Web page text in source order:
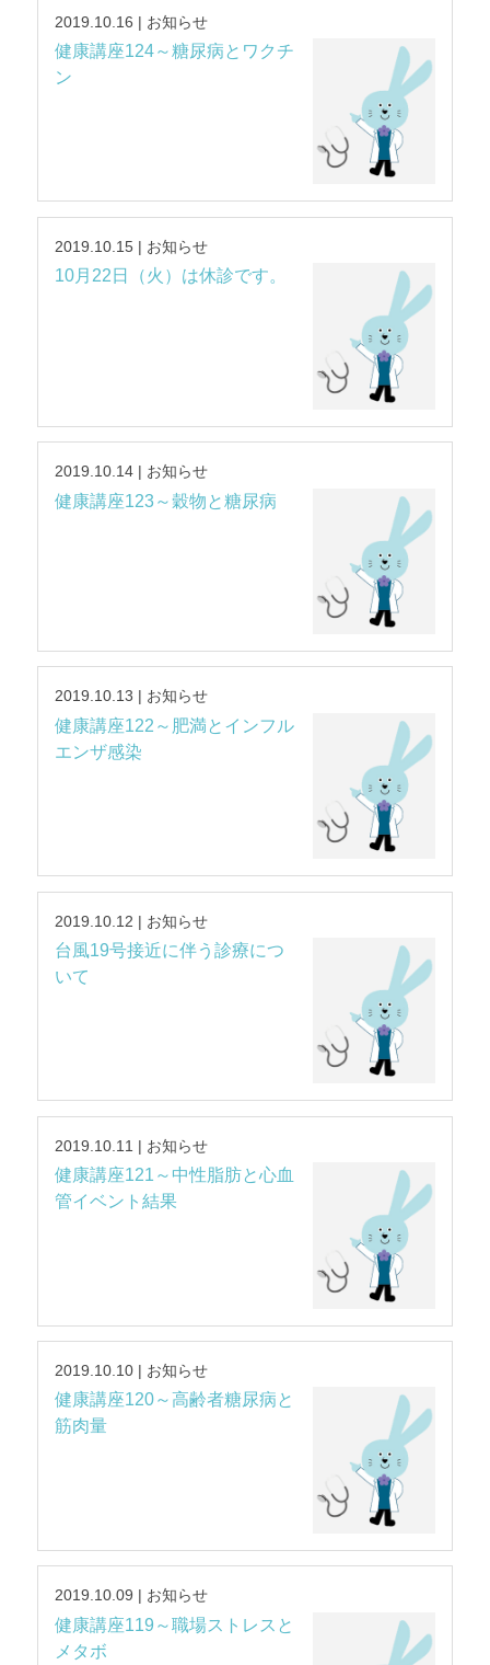
2019.10.16 | お知らせ
健康講座124～糖尿病とワクチ
ン
2019.10.15 | お知らせ
10月22日（火）は休診です。
2019.10.14 | お知らせ
健康講座123～穀物と糖尿病
2019.10.13 | お知らせ
健康講座122～肥満とインフル
エンザ感染
2019.10.12 | お知らせ
台風19号接近に伴う診療につ
いて
2019.10.11 | お知らせ
健康講座121～中性脂肪と心血
管イベント結果
2019.10.10 | お知らせ
健康講座120～高齢者糖尿病と
筋肉量
2019.10.09 | お知らせ
健康講座119～職場ストレスと
メタボ